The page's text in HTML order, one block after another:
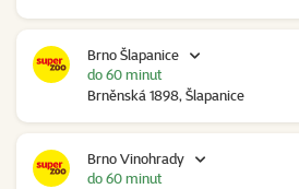
Brno Šlapanice
Brněnská 1898, Šlapanice
do 60 minut
Brno Vinohrady
do 60 minut